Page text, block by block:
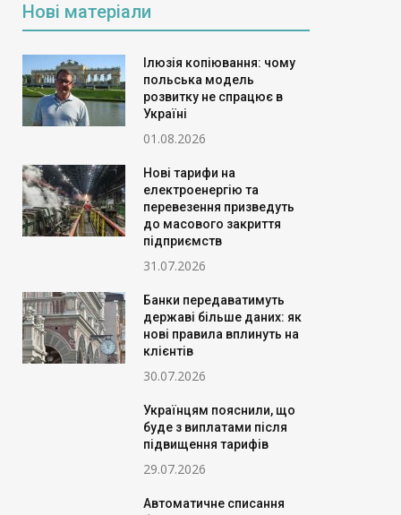
Нові матеріали
Ілюзія копіювання: чому
польська модель
розвитку не спрацює в
Україні
01.08.2026
Нові тарифи на
електроенергію та
перевезення призведуть
до масового закриття
підприємств
31.07.2026
Банки передаватимуть
державі більше даних: як
нові правила вплинуть на
клієнтів
30.07.2026
Українцям пояснили, що
буде з виплатами після
підвищення тарифів
29.07.2026
Автоматичне списання